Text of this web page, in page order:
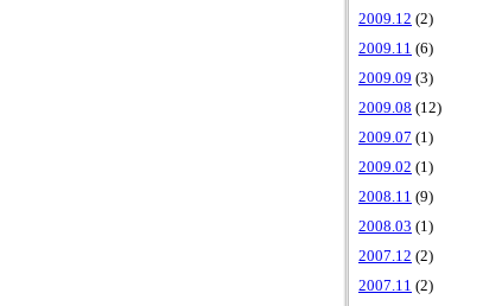
2009.12 (2)
2009.11 (6)
2009.09 (3)
2009.08 (12)
2009.07 (1)
2009.02 (1)
2008.11 (9)
2008.03 (1)
2007.12 (2)
2007.11 (2)